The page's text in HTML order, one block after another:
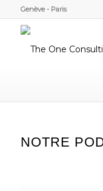
Genève - Paris
NOTRE